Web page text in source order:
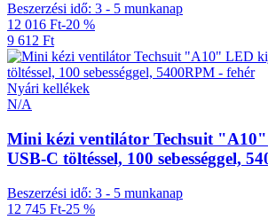
Beszerzési idő: 3 - 5 munkanap
12 016 Ft-20 %
9 612 Ft
Nyári kellékek
N/A
Mini kézi ventilátor Techsuit
USB-C töltéssel, 100 sebességgel,
Beszerzési idő: 3 - 5 munkanap
12 745 Ft-25 %